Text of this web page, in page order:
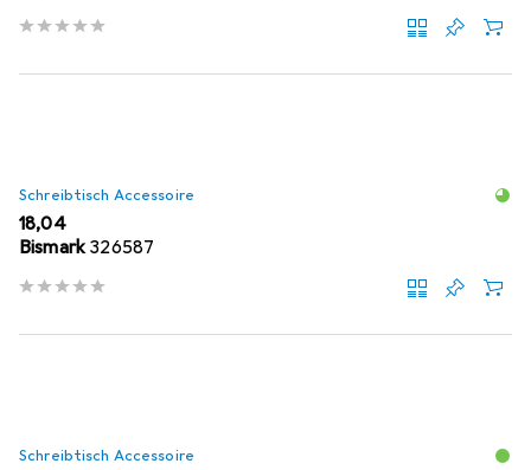
Schreibtisch Accessoire
EUR
18,04
Bismark326587
Schreibtisch Accessoire